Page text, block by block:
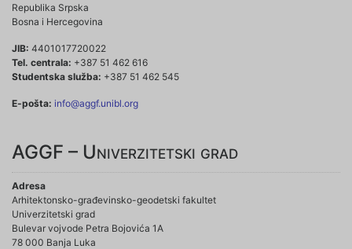
Republika Srpska
Bosna i Hercegovina
JIB: 4401017720022
Tel. centrala: +387 51 462 616
Studentska služba: +387 51 462 545
E-pošta: info@aggf.unibl.org
AGGF – Univerzitetski grad
Adresa
Arhitektonsko-građevinsko-geodetski fakultet
Univerzitetski grad
Bulevar vojvode Petra Bojovića 1A
78 000 Banja Luka